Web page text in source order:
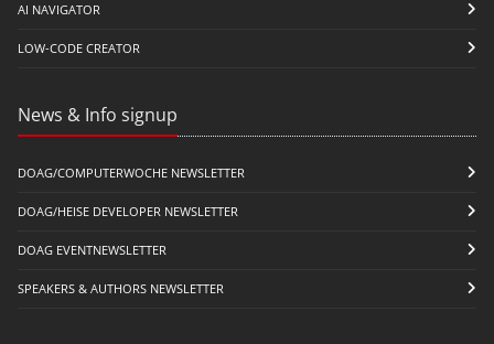
AI NAVIGATOR
LOW-CODE CREATOR
News & Info signup
DOAG/COMPUTERWOCHE NEWSLETTER
DOAG/HEISE DEVELOPER NEWSLETTER
DOAG EVENTNEWSLETTER
SPEAKERS & AUTHORS NEWSLETTER